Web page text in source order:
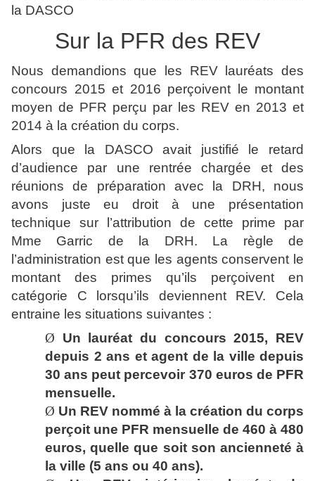
la DASCO
Sur la PFR des REV
Nous demandions que les REV lauréats des
concours 2015 et 2016 perçoivent le montant
moyen de PFR perçu par les REV en 2013 et
2014 à la création du corps.
Alors que la DASCO avait justifié le retard
d’audience par une rentrée chargée et des
réunions de préparation avec la DRH, nous
avons juste eu droit à une présentation
technique sur l’attribution de cette prime par
Mme Garric de la DRH. La règle de
l’administration est que les agents conservent le
montant des primes qu’ils perçoivent en
catégorie C lorsqu’ils deviennent REV. Cela
entraine les situations suivantes :
Ø Un lauréat du concours 2015, REV
depuis 2 ans et agent de la ville depuis
30 ans peut percevoir 370 euros de PFR
mensuelle.
Ø Un REV nommé à la création du corps
perçoit une PFR mensuelle de 460 à 480
euros, quelle que soit son ancienneté à
la ville (5 ans ou 40 ans).